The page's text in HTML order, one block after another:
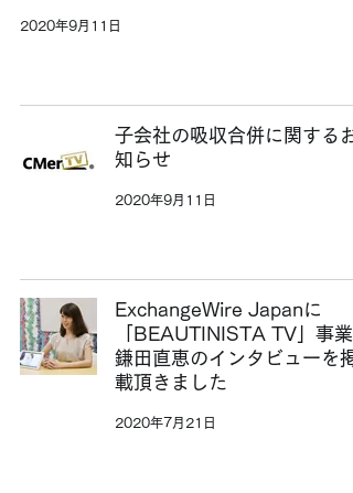
2020年9月11日
子会社の吸収合併に関するお
知らせ
2020年9月11日
ExchangeWire Japanに
「BEAUTINISTA TV」事業
鎌田直恵のインタビューを掲
載頂きました
2020年7月21日